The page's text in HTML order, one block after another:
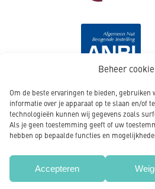
Beheer
Om de beste ervaringen te bieden, gebruiken
informatie over je apparaat op te slaan en/of
technologieën kunnen wij gegevens zoals
Als je geen toestemming geeft of uw
hebben op bepaalde functies en
Accepteren